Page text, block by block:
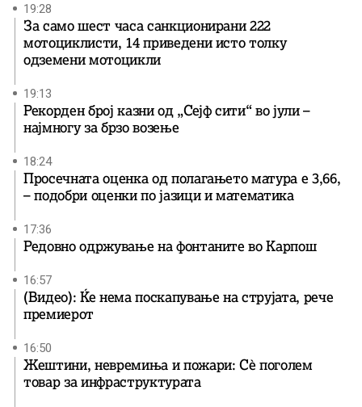
19:28
За само шест часа санкционирани 222
мотоциклисти, 14 приведени исто толку
одземени мотоцикли
19:13
Рекорден број казни од „Сејф сити“ во јули –
најмногу за брзо возење
18:24
Просечната оценка од полагањето матура е 3,66,
– подобри оценки по јазици и математика
17:36
Редовно одржување на фонтаните во Карпош
16:57
(Видео): Ќе нема поскапување на струјата, рече
премиерот
16:50
Жештини, невремиња и пожари: Сè поголем
товар за инфраструктурата